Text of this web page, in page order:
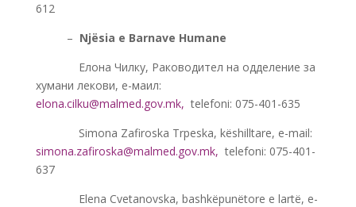
612
– Njësia e Barnave Humane
Елона Чилку, Раководител на одделение за
хумани лекови, е-маил:
elona.cilku@malmed.gov.mk, telefoni: 075-401-635
Simona Zafiroska Trpeska, këshilltare, e-mail:
simona.zafiroska@malmed.gov.mk, telefoni: 075-401-
637
Elena Cvetanovska, bashkëpunëtore e lartë, e-